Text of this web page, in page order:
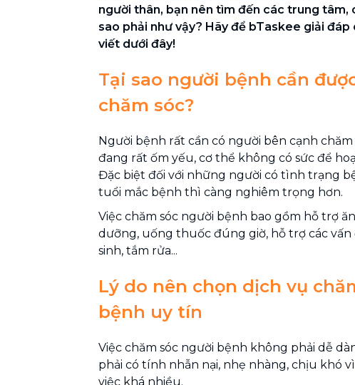
người thân, bạn nên tìm đến các trung tâm,
sao phải như vậy? Hãy để bTaskee giải đáp
viết dưới đây!
Tại sao người bệnh cần
chăm sóc?
Người bệnh rất cần có người bên cạnh chăm
đang rất ốm yếu, cơ thể không có sức để
Đặc biệt đối với những người có tình trạng
tuổi mắc bệnh thì càng nghiêm trọng hơn.
Việc chăm sóc người bệnh bao gồm hỗ trợ
dưỡng, uống thuốc đúng giờ, hỗ trợ các vấn
sinh, tắm rửa...
Lý do nên chọn dịch vụ
bệnh uy tín
Việc chăm sóc người bệnh không phải dễ
phải có tính nhẫn nại, nhẹ nhàng, chịu khó
việc khá nhiều.